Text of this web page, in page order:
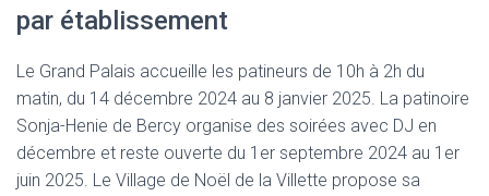
par établissement
Le Grand Palais accueille les patineurs de 10h à 2h du
matin, du 14 décembre 2024 au 8 janvier 2025. La patinoire
Sonja-Henie de Bercy organise des soirées avec DJ en
décembre et reste ouverte du 1er septembre 2024 au 1er
juin 2025. Le Village de Noël de la Villette propose sa